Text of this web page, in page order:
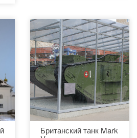
Британский танк Mark